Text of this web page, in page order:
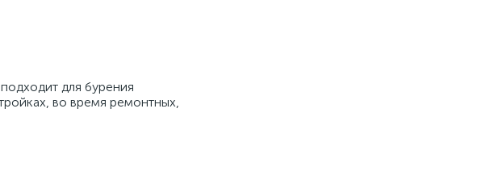
для бурения
во время ремонтных,